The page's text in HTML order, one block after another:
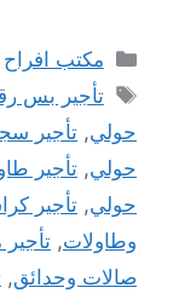
التصنيفات
مكتب افراح
الوسوم
تأجير بس
حولي, تأجير
حولي, تأجير
حولي, تأجير
وطاولات,
صالات وحدائق,